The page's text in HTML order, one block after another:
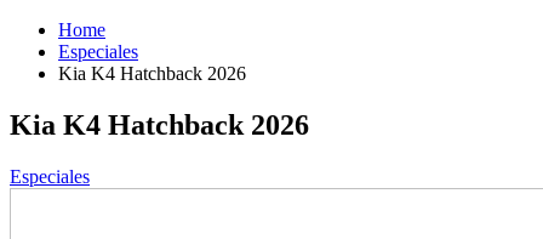
Home
Especiales
Kia K4 Hatchback 2026
Kia K4 Hatchback 2026
Especiales